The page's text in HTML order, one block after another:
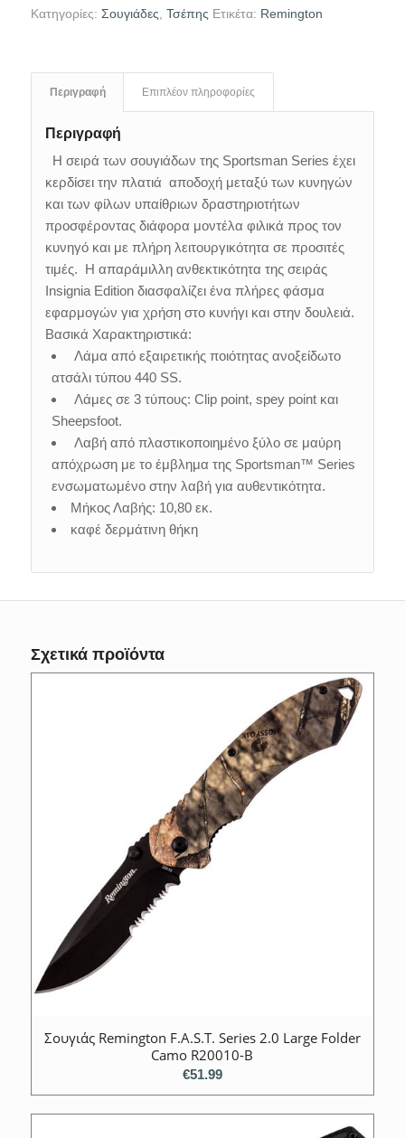
Κατηγορίες: Σουγιάδες Τσέπης Ετικέτα: Remington
Περιγραφή Επιπλέον πληροφορίες
Περιγραφή
Η σειρά των σουγιάδων της Sportsman Series έχει
κερδίσει την πλατιά αποδοχή μεταξύ των κυνηγών
και των φίλων υπαίθριων δραστηριοτήτων
προσφέροντας διάφορα μοντέλα φιλικά προς τον
κυνηγό και με πλήρη λειτουργικότητα σε προσιτές
τιμές. Η απαράμιλλη ανθεκτικότητα της σειράς
Insignia Edition διασφαλίζει ένα πλήρες φάσμα
εφαρμογών για χρήση στο κυνήγι και στην δουλειά.
Βασικά Χαρακτηριστικά:
Λάμα από εξαιρετικής ποιότητας ανοξείδωτο
ατσάλι τύπου 440 SS.
Λάμες σε 3 τύπους: Clip point, spey point και
Sheepsfoot.
Λαβή από πλαστικοποιημένο ξύλο σε μαύρη
απόχρωση με το έμβλημα της Sportsman™ Series
ενσωματωμένο στην λαβή για αυθεντικότητα.
Μήκος Λαβής: 10,80 εκ.
καφέ δερμάτινη θήκη
Σχετικά προϊόντα
Σουγιάς Remington F.A.S.T. Series 2.0 Large Folder
Camo R20010-B
€51.99